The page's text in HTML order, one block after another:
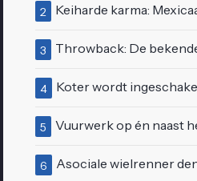
2 Keiharde karma: Mexicaanse stierenvechter aan
3 Throwback: De bekende "Buurman, wat
4 Koter wordt ingeschakeld om mama te
5 Vuurwerk op én naast het veld: Vechtpartij
6 Asociale wielrenner denkt dat de weg van